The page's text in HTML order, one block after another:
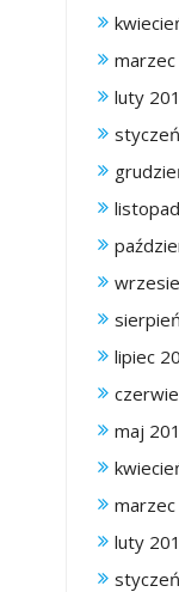
luty
lipiec
maj
luty